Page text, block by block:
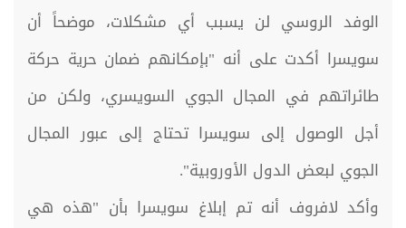
الوفد الروسي لن يسبب أي مشكلات، موضحاً أن
سويسرا أكدت على أنه "بإمكانهم ضمان حرية حركة
طائراتهم في المجال الجوي السويسري، ولكن من
أجل الوصول إلى سويسرا تحتاج إلى عبور المجال
الجوي لبعض الدول الأوروبية".
وأكد لافروف أنه تم إبلاغ سويسرا بأن "هذه هي